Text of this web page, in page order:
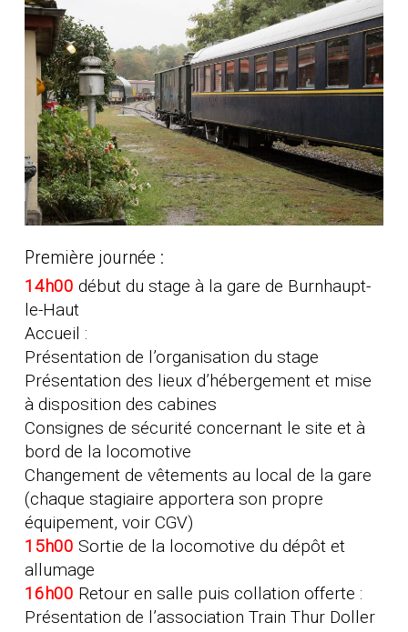
Première journée :
14h00 début du stage à la gare de Burnhaupt-
le-Haut
Accueil :
Présentation de l’organisation du stage
Présentation des lieux d’hébergement et mise
à disposition des cabines
Consignes de sécurité concernant le site et à
bord de la locomotive
Changement de vêtements au local de la gare
(chaque stagiaire apportera son propre
équipement, voir CGV)
15h00 Sortie de la locomotive du dépôt et
allumage
16h00 Retour en salle puis collation offerte :
Présentation de l’association Train Thur Doller